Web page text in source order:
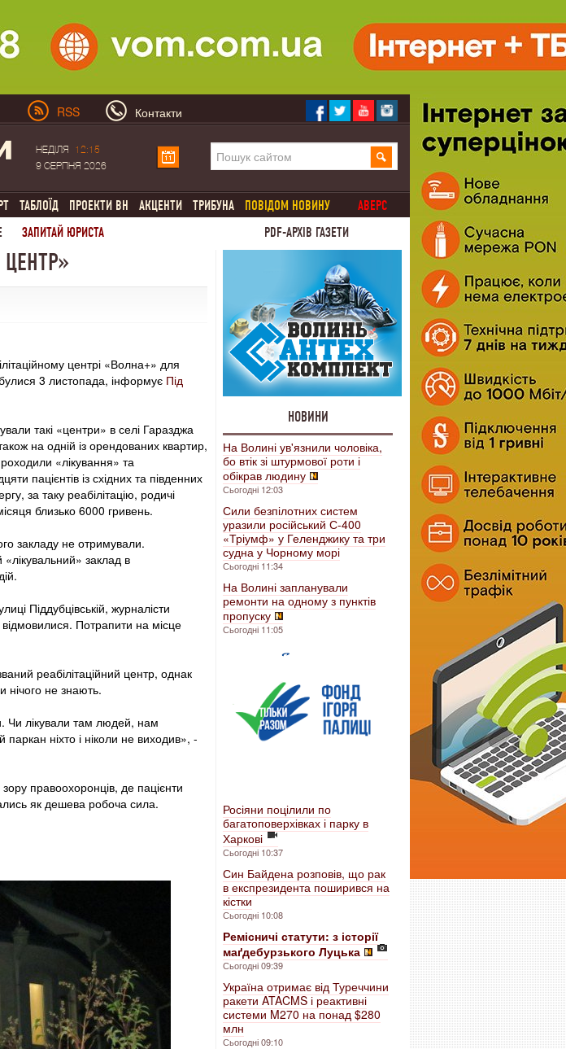
RSS Контакти
НЕДІЛЯ
12:15
9 СЕРПНЯ 2026
ТАБЛОЇД ПРОЕКТИ ВН АКЦЕНТИ ТРИБУНА ПОВІДОМ НОВИНУ
АВЕРС
ЗАПИТАЙ ЮРИСТА PDF-АРХІВ ГАЗЕТИ
ЦЕНТР»
центрі «Волна+» для
3 листопада, інформує Під
такі «центри» в селі Гаразджа
на одній із орендованих квартир,
«лікування» та
пацієнтів із східних та південних
за таку реабілітацію, родичі
близько 6000 гривень.
закладу не отримували.
заклад в
Піддубцівській, журналісти
відмовилися. Потрапити на місце
реабілітаційний центр, однак
нічого не знають.
Чи лікували там людей, нам
ніхто і ніколи не виходив», -
правоохоронців, де пацієнти
як дешева робоча сила.
НОВИНИ
На Волині ув'язнили чоловіка,
бо втік зі штурмової роти і
обікрав людину
Сьогодні 12:03
Сили безпілотних систем
уразили російський С-400
«Тріумф» у Геленджику та три
судна у Чорному морі
Сьогодні 11:34
На Волині запланували
ремонти на одному з пунктів
пропуску
Сьогодні 11:05
Росіяни поцілили по
багатоповерхівках і парку в
Харкові
Сьогодні 10:37
Син Байдена розповів, що рак
в експрезидента поширився на
кістки
Сьогодні 10:08
Ремісничі статути: з історії
маґдебурзького Луцька
Сьогодні 09:39
Україна отримає від Туреччини
ракети ATACMS і реактивні
системи M270 на понад $280
млн
Сьогодні 09:10